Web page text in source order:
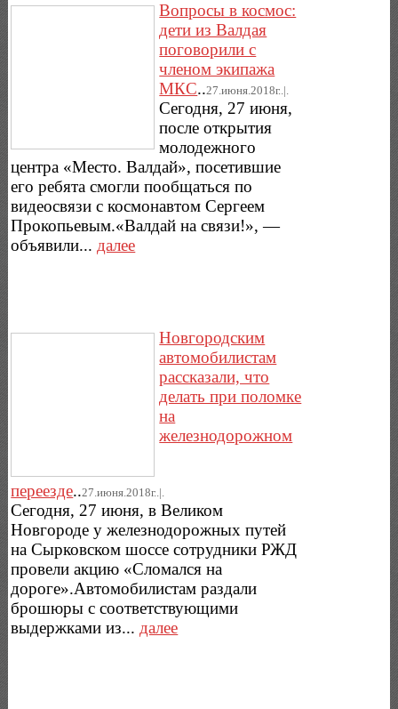
Вопросы в космос:
дети из Валдая
поговорили с
членом экипажа
МКС..27.июня.2018г..|.
Сегодня, 27 июня,
после открытия
молодежного
центра «Место. Валдай», посетившие
его ребята смогли пообщаться по
видеосвязи с космонавтом Сергеем
Прокопьевым.«Валдай на связи!», —
объявили...далее
Новгородским
автомобилистам
рассказали, что
делать при поломке
на
железнодорожном
переезде..27.июня.2018г..|.
Сегодня, 27 июня, в Великом
Новгороде у железнодорожных путей
на Сырковском шоссе сотрудники РЖД
провели акцию «Сломался на
дороге».Автомобилистам раздали
брошюры с соответствующими
выдержками из... далее